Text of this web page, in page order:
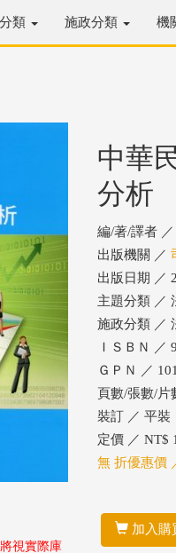
類 施政分類 機
視實際庫
中華
分析
編/著/譯者 ／
出版機關 ／
出版日期 ／
主題分類 ／
施政分類 ／
ＩＳＢＮ ／
ＧＰＮ ／
頁數/張數/片
裝訂 ／ 平裝
定價 ／ NT$
無 折優惠價
加入購